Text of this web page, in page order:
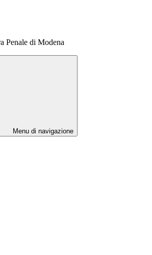
Penale di Modena
Menu di navigazione